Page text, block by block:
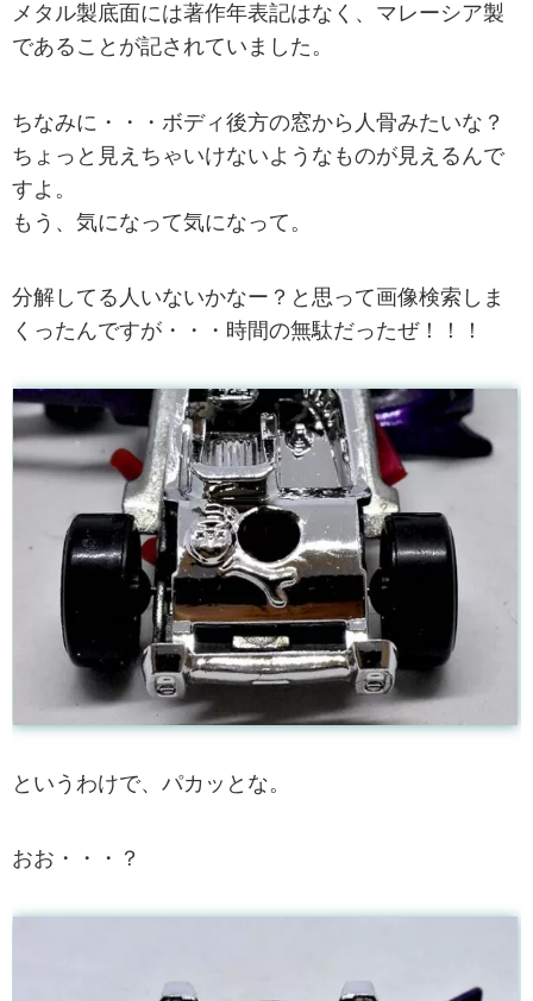
メタル製底面には著作年表記はなく、マレーシア製
であることが記されていました。
ちなみに・・・ボディ後方の窓から人骨みたいな？
ちょっと見えちゃいけないようなものが見えるんで
すよ。
もう、気になって気になって。
分解してる人いないかなー？と思って画像検索しま
くったんですが・・・時間の無駄だったぜ！！！
というわけで、パカッとな。
おお・・・？